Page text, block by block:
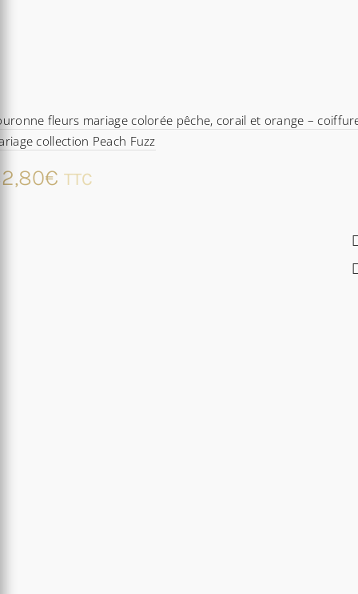
fleurs mariage colorée pêche, corail et orange –
collection Peach Fuzz
€ TTC